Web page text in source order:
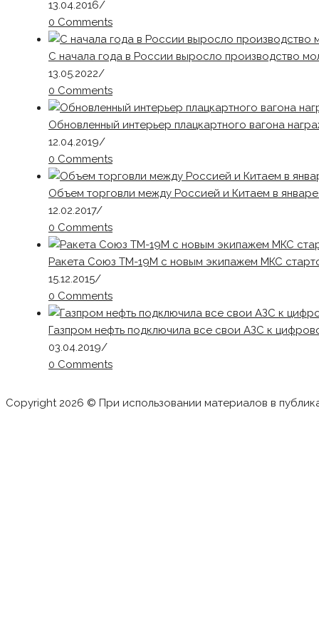
13.04.2016/
0 Comments
С начала года в России выросло производство
13.05.2022/
0 Comments
Обновленный интерьер плацкартного вагона
12.04.2019/
0 Comments
Объем торговли между Россией и Китаем в
12.02.2017/
0 Comments
Ракета Союз ТМ-19М с новым экипажем МКС
15.12.2015/
0 Comments
Газпром нефть подключила все свои АЗС к
03.04.2019/
0 Comments
Copyright 2026 © При использовании материалов в